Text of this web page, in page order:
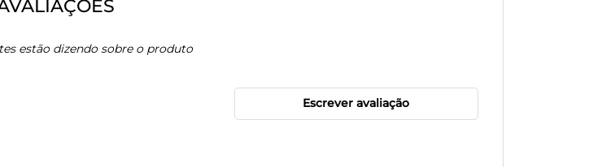
estão dizendo sobre o produto
Escrever avaliação